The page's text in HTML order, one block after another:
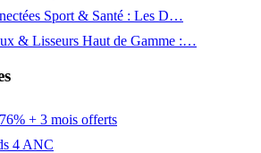
Sport & Santé : Les D…
& Lisseurs Haut de Gamme :…
+ 3 mois offerts
4 ANC